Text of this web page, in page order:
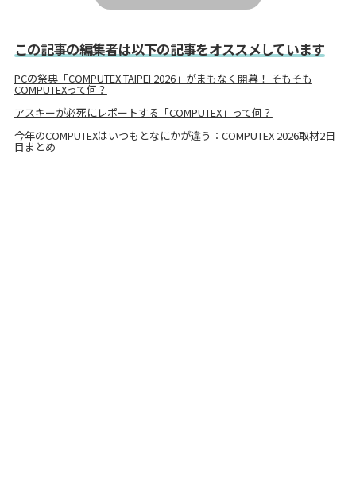
この記事の編集者は以下の記事をオススメしています
PCの祭典「COMPUTEX TAIPEI 2026」がまもなく開幕！ そもそも
COMPUTEXって何？
アスキーが必死にレポートする「COMPUTEX」って何？
今年のCOMPUTEXはいつもとなにかが違う：COMPUTEX 2026取材2日
目まとめ